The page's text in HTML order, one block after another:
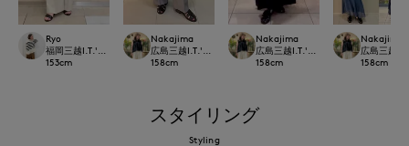
Ryo
福岡三越I.T.'S.international
153cm
Nakajima
広島三越I.T.'S.international
158cm
Nakajima
広島三越I.T.'S.international
158cm
Nakajima
広島三越
158cm
スタイリング
Styling